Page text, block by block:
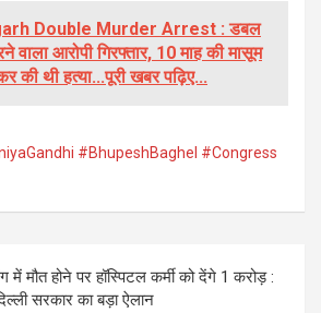
p
e
gr
m
Double Murder Arrest : डबल
वाला आरोपी गिरफ्तार, 10 माह की मासूम
की थी हत्या...पूरी खबर पढ़िए...
#BhupeshBaghel #Congress
में मौत होने पर हॉस्पिटल कर्मी को देंगे 1 करोड़ :
सरकार का बड़ा ऐलान